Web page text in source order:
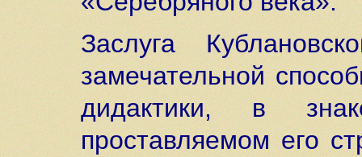
Заслуга
замечательной
дидактики, в
проставляемом его